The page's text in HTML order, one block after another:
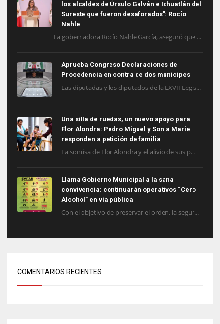
los alcaldes de Úrsulo Galván e Ixhuatlán del
Sureste que fueron desaforados”: Rocío
Nahle
La gobernadora Rocío Nahle García, aseguró que ...
Aprueba Congreso Declaraciones de
Procedencia en contra de dos munícipes
Las diputadas y los diputados de la LXVII Legis...
Una silla de ruedas, un nuevo apoyo para
Flor Alondra: Pedro Miguel y Sonia Marie
responden a petición de familia
La sonrisa de Flor Alondra y el alivio de sus p...
Llama Gobierno Municipal a la sana
convivencia: continuarán operativos “Cero
Alcohol” en vía pública
Con el objetivo de preservar el orden, la segur...
COMENTARIOS RECIENTES